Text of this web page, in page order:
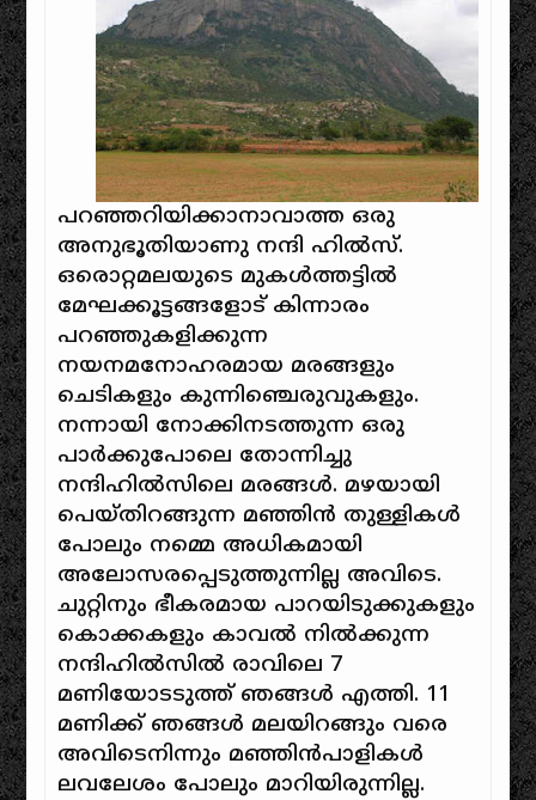
പറഞ്ഞറിയിക്കാനാവാത്ത ഒരു
അനുഭൂതിയാണു നന്ദി ഹിൽസ്.
ഒരൊറ്റമലയുടെ മുകൾത്തട്ടിൽ
മേഘക്കൂട്ടങ്ങളോട് കിന്നാരം
പറഞ്ഞുകളിക്കുന്ന
നയനമനോഹരമായ മരങ്ങളും
ചെടികളും കുന്നിഞ്ചെരുവുകളും.
നന്നായി നോക്കിനടത്തുന്ന ഒരു
പാർക്കുപോലെ തോന്നിച്ചു
നന്ദിഹിൽസിലെ മരങ്ങൾ. മഴയായി
പെയ്‌തിറങ്ങുന്ന മഞ്ഞിൻ തുള്ളികൾ
പോലും നമ്മെ അധികമായി
അലോസരപ്പെടുത്തുന്നില്ല അവിടെ.
ചുറ്റിനും ഭീകരമായ പാറയിടുക്കുകളും
കൊക്കകളും കാവൽ നിൽക്കുന്ന
നന്ദിഹിൽസിൽ രാവിലെ 7
മണിയോടടുത്ത് ഞങ്ങൾ എത്തി. 11
മണിക്ക് ഞങ്ങൾ മലയിറങ്ങും വരെ
അവിടെനിന്നും മഞ്ഞിൻപാളികൾ
ലവലേശം പോലും മാറിയിരുന്നില്ല.